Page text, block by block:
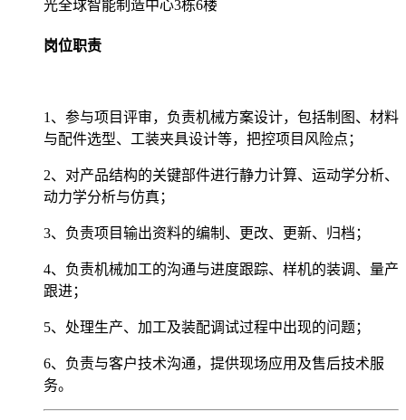
光全球智能制造中心3栋6楼
岗位职责
1、参与项目评审，负责机械方案设计，包括制图、材料
与配件选型、工装夹具设计等，把控项目风险点；
2、对产品结构的关键部件进行静力计算、运动学分析、
动力学分析与仿真；
3、负责项目输出资料的编制、更改、更新、归档；
4、负责机械加工的沟通与进度跟踪、样机的装调、量产
跟进；
5、处理生产、加工及装配调试过程中出现的问题；
6、负责与客户技术沟通，提供现场应用及售后技术服
务。